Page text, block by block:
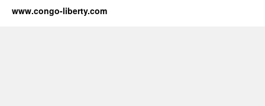
www.congo-liberty.com